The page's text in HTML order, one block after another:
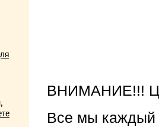
ВНИМАНИЕ!!!
Все мы каждый